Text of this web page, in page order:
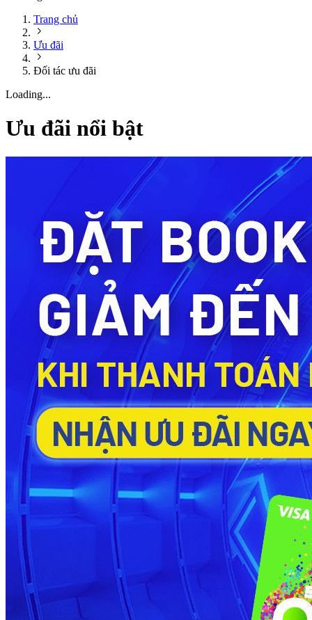
Trang chủ
Ưu đãi
Đối tác ưu đãi
Loading...
Ưu đãi nổi bật